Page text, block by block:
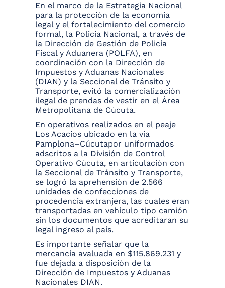
En el marco de la Estrategia Nacional
para la protección de la economía
legal y el fortalecimiento del comercio
formal, la Policía Nacional, a través de
la Dirección de Gestión de Policía
Fiscal y Aduanera (POLFA), en
coordinación con la Dirección de
Impuestos y Aduanas Nacionales
(DIAN) y la Seccional de Tránsito y
Transporte, evitó la comercialización
ilegal de prendas de vestir en el Área
Metropolitana de Cúcuta.
En operativos realizados en el peaje
Los Acacios ubicado en la vía
Pamplona–Cúcutapor uniformados
adscritos a la División de Control
Operativo Cúcuta, en articulación con
la Seccional de Tránsito y Transporte,
se logró la aprehensión de 2.566
unidades de confecciones de
procedencia extranjera, las cuales eran
transportadas en vehículo tipo camión
sin los documentos que acreditaran su
legal ingreso al país.
Es importante señalar que la
mercancía avaluada en $115.869.231 y
fue dejada a disposición de la
Dirección de Impuestos y Aduanas
Nacionales DIAN.